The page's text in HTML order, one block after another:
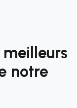
notre